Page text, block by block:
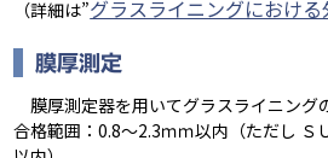
（詳細は”グラスライニングにおけ
膜厚測定
膜厚測定器を用いてグラスライニング
合格範囲：0.8～2.3ｍｍ以内（ただし Ｓ